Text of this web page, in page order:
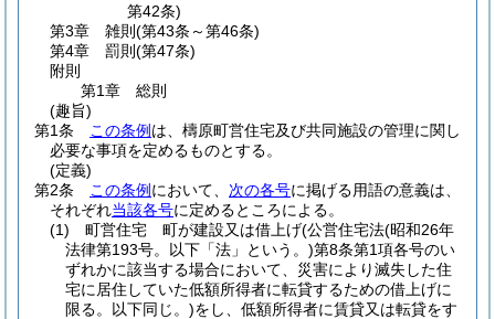
第42条)
第3章
雑則 (第43条～第46条)
第4章
罰則 (第47条)
附則
第1章
総則
(趣旨)
第1条
この条例 は、檮原町営住宅及び共同施設の管理に関し
必要な事項を定めるものとする。
(定義)
第2条
この条例 において、 次の各号に掲げる用語の意義は、
それぞれ当該各号に定めるところによる。
(1)
町営住宅 町が建設又は借上げ(公営住宅法(昭和26年
法律第193号。以下「法」という。)第8条第1項各号のい
ずれかに該当する場合において、災害により滅失した住
宅に居住していた低額所得者に転貸するための借上げに
限る。以下同じ。)をし、低額所得者に賃貸又は転貸をす